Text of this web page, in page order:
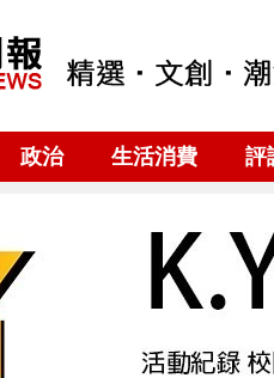
政治 生活消費 評